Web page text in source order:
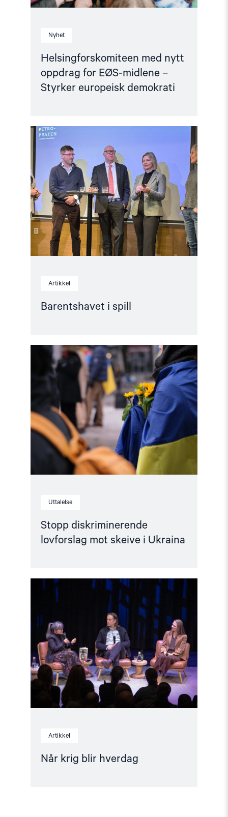
Nyhet
Helsingforskomiteen med nytt
oppdrag for EØS-midlene –
Styrker europeisk demokrati
Artikkel
Barentshavet i spill
"Barentshavet
i
spill"
Uttalelse
Stopp diskriminerende
lovforslag mot skeive i Ukraina
Read
"Stopp
diskriminerende
lovforslag
mot
skeive
Ukraina"
Artikkel
Når krig blir hverdag
Read
article
"Når
blir
hverdag"